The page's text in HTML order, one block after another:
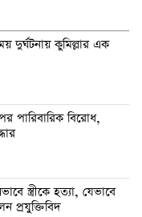
দুর্ঘটনায় কুমিল্লার এক
পারিবারিক বিরোধ,
স্ত্রীকে হত্যা, যেভাবে
প্রযুক্তিবিদ